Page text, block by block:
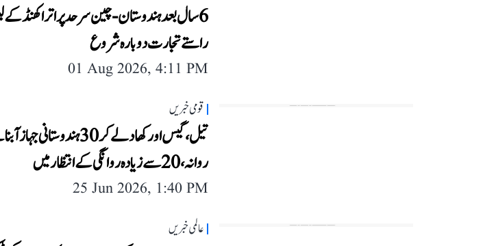
6 سال بعد ہندوستان-چین سرحد پر اتراکھنڈ
راستے تجارت دوبارہ شروع
01 Aug 2026, 4:11 PM
قومی خبریں
تیل، گیس اور کھاد لے کر 30
روانہ، 20 سے زیادہ روانگی کے انتظار میں
25 Jun 2026, 1:40 PM
عالمی خبریں